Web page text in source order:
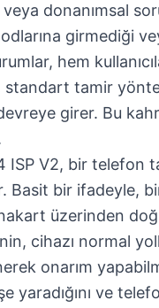
veya donanımsal
girmediği
hem
tamir
girer. Bu
ISP V2, bir telefon
Basit bir ifadeyle,
üzerinden
cihazı normal
onarım
ve